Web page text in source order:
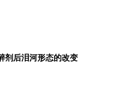
剂后泪河形态的改变